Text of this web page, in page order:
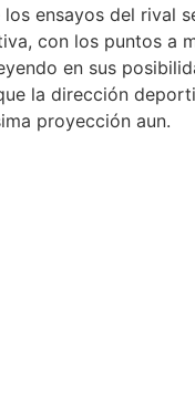
ensayos del
con los puntos
en sus
la dirección
proyección aun.